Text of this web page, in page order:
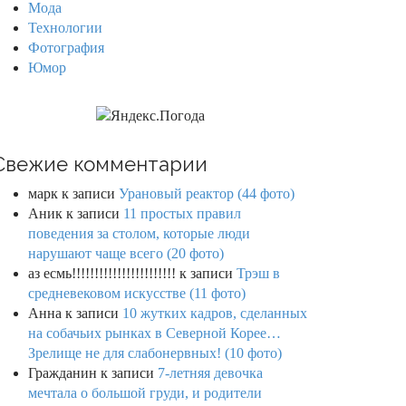
Мода
Технологии
Фотография
Юмор
комментарии
марк к записи Урановый реактор (44 фото)
Аник к записи 11 простых правил
поведения за столом, которые люди
нарушают чаще всего (20 фото)
аз есмь!!!!!!!!!!!!!!!!!!!!!!! к записи Трэш в
средневековом искусстве (11 фото)
Анна к записи 10 жутких кадров, сделанных
на собачьих рынках в Северной Корее…
Зрелище не для слабонервных! (10 фото)
Гражданин к записи 7-летняя девочка
мечтала о большой груди, и родители